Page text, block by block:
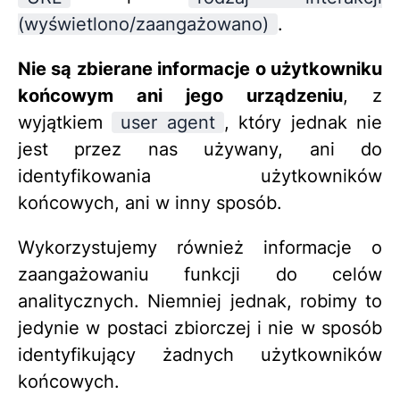
(wyświetlono/zaangażowano) .
Nie są zbierane informacje o użytkowniku
końcowym ani jego urządzeniu, z
wyjątkiem
user agent , który jednak nie
jest przez nas używany, ani do
identyfikowania użytkowników
końcowych, ani w inny sposób.
Wykorzystujemy również informacje o
zaangażowaniu funkcji do celów
analitycznych. Niemniej jednak, robimy to
jedynie w postaci zbiorczej i nie w sposób
identyfikujący żadnych użytkowników
końcowych.